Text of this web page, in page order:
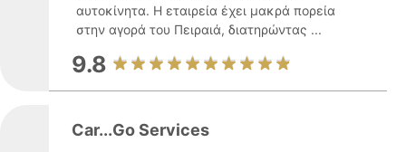
αυτοκίνητα. Η εταιρεία έχει μακρά πορεία
στην αγορά του Πειραιά, διατηρώντας ...
9.8
Car...Go Services